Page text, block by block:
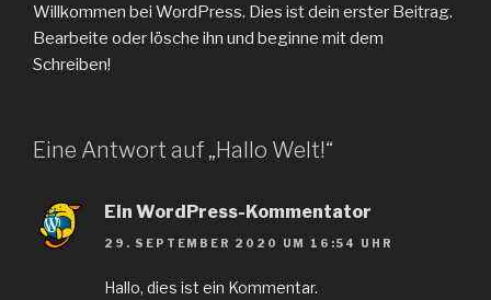
Willkommen bei WordPress. Dies ist dein erster Beitrag.
Bearbeite oder lösche ihn und beginne mit dem
Schreiben!
Eine Antwort auf „Hallo Welt!“
Ein WordPress-Kommentator
29. SEPTEMBER 2020 UM 16:54 UHR
Hallo, dies ist ein Kommentar.